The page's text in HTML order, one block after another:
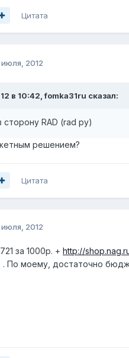
Цитата
2012
в 10:42, fomka31ru сказал:
RAD (rad ру)
решением?
Цитата
2012
за 1000р. + http://
. По моему, достаточно